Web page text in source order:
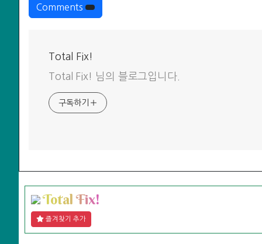
Comments
Total Fix!
Total Fix! 님의 블로그입니다.
구독하기
Total Fix!
즐겨찾기 추가